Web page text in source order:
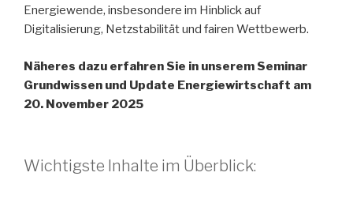
Energiewende, insbesondere im Hinblick auf
Digitalisierung, Netzstabilität und fairen Wettbewerb.
Näheres dazu erfahren Sie in unserem Seminar
Grundwissen und Update Energiewirtschaft am
20. November 2025
Wichtigste Inhalte im Überblick: